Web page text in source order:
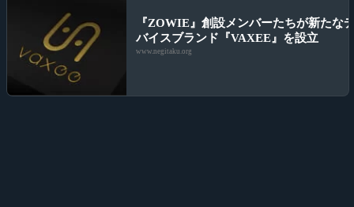
『ZOWIE』創設メンバーたちが新たな
バイスブランド『VAXEE』を設立
www.negitaku.org